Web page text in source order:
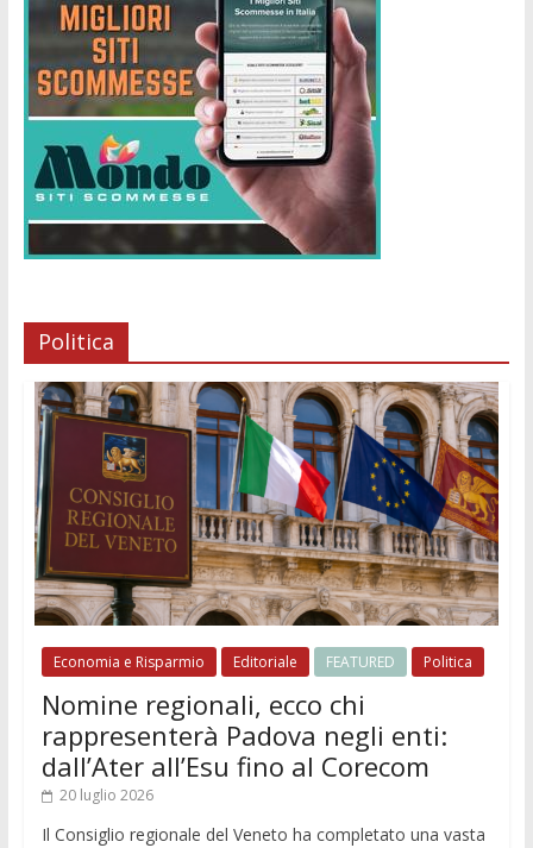
Politica
Economia e Risparmio Editoriale FEATURED Politica
Nomine regionali, ecco chi
rappresenterà Padova negli enti:
dall’Ater all’Esu fino al Corecom
20 luglio 2026
Il Consiglio regionale del Veneto ha completato una vasta